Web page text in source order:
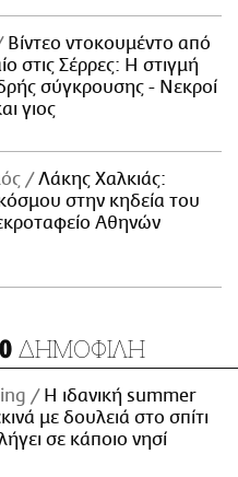
Βίντεο ντοκουμέντο από
στις Σέρρες: Η στιγμή
σύγκρουσης - Νεκροί
γιος
Λάκης Χαλκιάς:
στην κηδεία του
Αθηνών
ΔΗΜΟΦΙΛΗ
Η ιδανική summer
με δουλειά στο σπίτι
σε κάποιο νησί